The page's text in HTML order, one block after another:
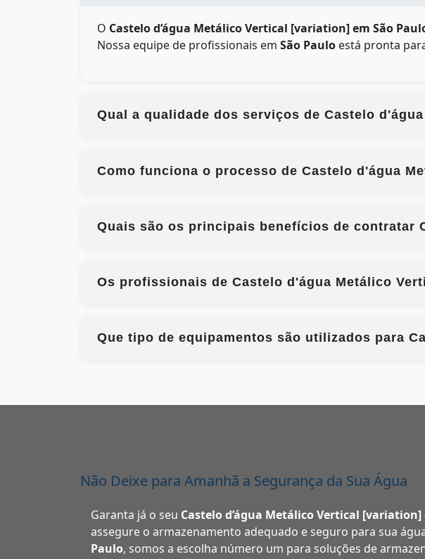
O Castelo d’água Metálico Vertical [variation] em São
Nossa equipe de profissionais em São Paulo está pronta
Qual a qualidade dos serviços de Castelo
Como funciona o processo de Castelo d'água
Quais são os principais benefícios de contratar
Os profissionais de Castelo d'água Metálico
Que tipo de equipamentos são utilizados para
Não Deixe para Amanhã a Segurança da Sua Água
Garanta já o seu Castelo d’água Metálico Vertical [variation]
assegure o armazenamento adequado e seguro para sua
Paulo, somos a escolha número um para soluções de